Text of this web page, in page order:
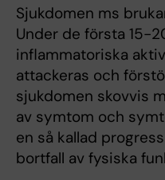
Sjukdomen ms
Under de första 15-
inflammatoriska
attackeras och
sjukdomen skovvis
av symtom och
en så kallad
bortfall av fysiska